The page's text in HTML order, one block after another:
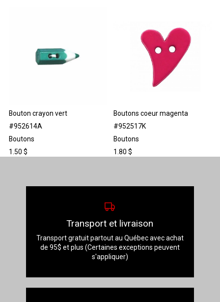
Bouton crayon vert
#952614A
Boutons
1.50 $
Boutons coeur magenta
#952517K
Boutons
1.80 $
Transport et livraison
Transport gratuit partout au Québec avec achat
de 95$ et plus (Certaines exceptions peuvent
s'appliquer)